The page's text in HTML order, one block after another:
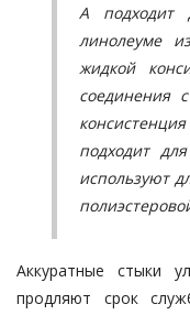
А подходит
линолеуме
жидкой
соединения
подходит
используют
Аккуратные стыки
продляют срок